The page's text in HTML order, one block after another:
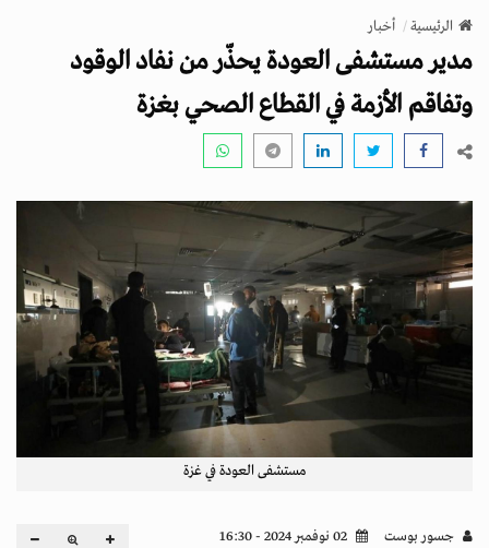
v
g
a
n
الرئيسية أخبار
مدير مستشفى العودة يحذّر من نفاد الوقود
وتفاقم الأزمة في القطاع الصحي بغزة
مستشفى العودة في غزة
جسور بوست